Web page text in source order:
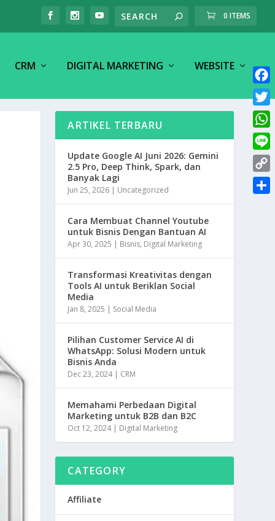
0 ITEMS
CRM DIGITAL MARKETING WEBSITE
ARTIKEL TERBARU
Update Google AI Juni 2026: Gemini
2.5 Pro, Deep Think, Spark, dan
Banyak Lagi
Jun 25, 2026 | Uncategorized
Cara Membuat Channel Youtube
untuk Bisnis Dengan Bantuan AI
Apr 30, 2025 | Bisnis, Digital Marketing
Transformasi Kreativitas dengan
Tools AI untuk Beriklan Social
Media
Jan 8, 2025 | Social Media
Pilihan Customer Service AI di
WhatsApp: Solusi Modern untuk
Bisnis Anda
Dec 23, 2024| CRM
Memahami Perbedaan Digital
Marketing untuk B2B dan B2C
Oct 12, 2024| Digital Marketing
CATEGORY
Affiliate
F
a
c
e
b
o
o
T
w
i
t
t
W
h
a
L
i
n
C
o